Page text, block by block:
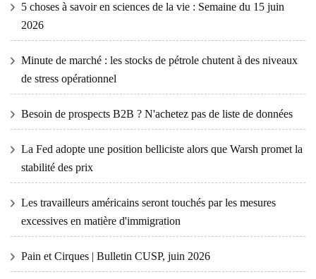
5 choses à savoir en sciences de la vie : Semaine du 15 juin
2026
Minute de marché : les stocks de pétrole chutent à des niveaux
de stress opérationnel
Besoin de prospects B2B ? N'achetez pas de liste de données
La Fed adopte une position belliciste alors que Warsh promet la
stabilité des prix
Les travailleurs américains seront touchés par les mesures
excessives en matière d'immigration
Pain et Cirques | Bulletin CUSP, juin 2026